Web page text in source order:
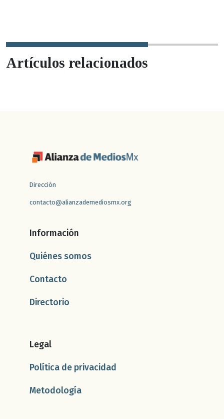
Artículos relacionados
Dirección
contacto@alianzademediosmx.org
Información
Quiénes somos
Contacto
Directorio
Legal
Política de privacidad
Metodología